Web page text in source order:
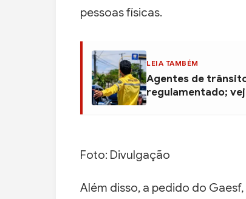
pessoas físicas.
LEIA TAMBÉM
Agentes de
regulamentado;
Foto: Divulgação
Além disso, a pedido do